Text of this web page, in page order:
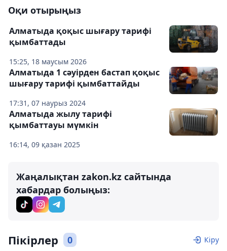
Оқи отырыңыз
15:25, 18 маусым 2026
Алматыда қоқыс шығару тарифі
қымбаттады
17:31, 07 наурыз 2024
Алматыда 1 сәуірден бастап қоқыс
шығару тарифі қымбаттайды
16:14, 09 қазан 2025
Алматыда жылу тарифі
қымбаттауы мүмкін
Жаңалықтан zakon.kz сайтында
хабардар болыңыз:
Пікірлер 0 Кіру